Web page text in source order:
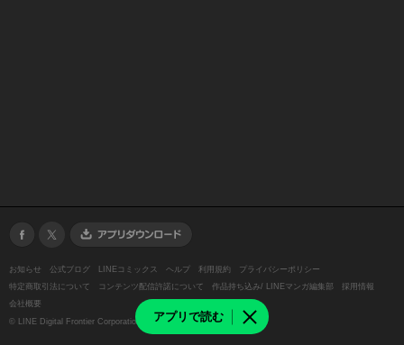
アプリで読む
お知らせ 公式ブログ LINEコミックス ヘルプ 利用規約
プライバシーポリシー
特定商取引法について
コンテンツ配信許諾について 作品持ち込み/ LINEマンガ編集部
採用情報
会社概要
© LINE Digital Frontier Corporation